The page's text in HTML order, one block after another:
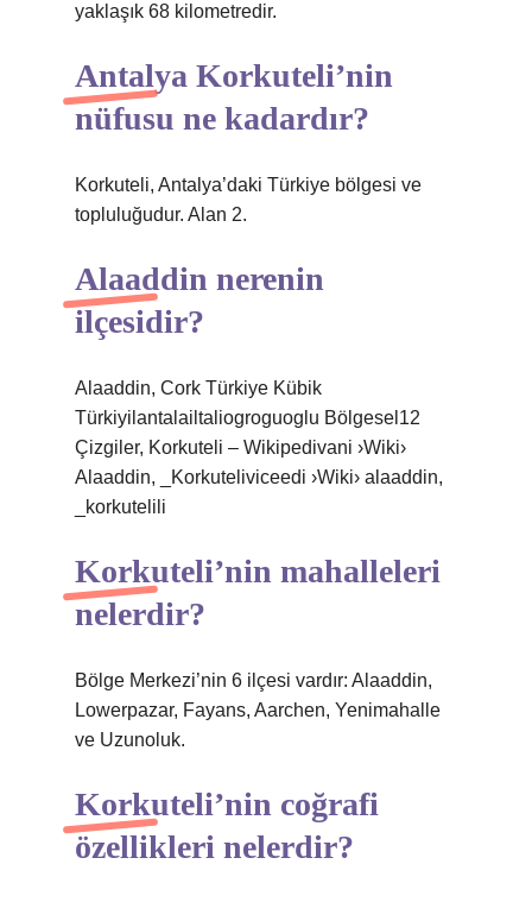
yaklaşık 68 kilometredir.
Antalya Korkuteli’nin
nüfusu ne kadardır?
Korkuteli, Antalya’daki Türkiye bölgesi ve
topluluğudur. Alan 2.
Alaaddin nerenin
ilçesidir?
Alaaddin, Cork Türkiye Kübik
Türkiyilantalailtaliogroguoglu Bölgesel12
Çizgiler, Korkuteli – Wikipedivani ›Wiki›
Alaaddin, _Korkuteliviceedi ›Wiki› alaaddin,
_korkutelili
Korkuteli’nin mahalleleri
nelerdir?
Bölge Merkezi’nin 6 ilçesi vardır: Alaaddin,
Lowerpazar, Fayans, Aarchen, Yenimahalle
ve Uzunoluk.
Korkuteli’nin coğrafi
özellikleri nelerdir?